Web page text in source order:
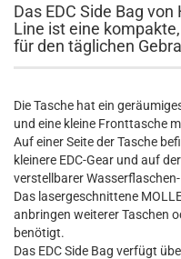
Das EDC Side Bag
Line ist eine
für den täglichen
Die Tasche hat ein
und eine kleine Fronttasche
Auf einer Seite der Tasche
kleinere EDC-Gear und auf
verstellbarer
Das lasergeschnittene
anbringen weiterer Taschen
benötigt.
Das EDC Side Bag verfügt